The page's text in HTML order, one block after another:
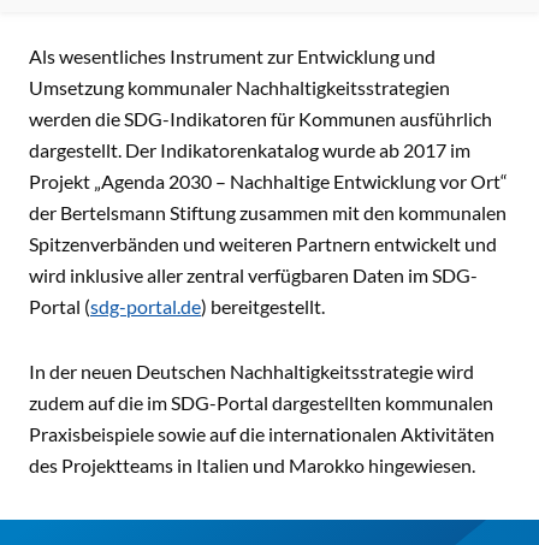
INHALT
Als wesentliches Instrument zur Entwicklung und
Umsetzung kommunaler Nachhaltigkeitsstrategien
werden die SDG-Indikatoren für Kommunen ausführlich
dargestellt. Der Indikatorenkatalog wurde ab 2017 im
Projekt „Agenda 2030 – Nachhaltige Entwicklung vor Ort“
der Bertelsmann Stiftung zusammen mit den kommunalen
Spitzenverbänden und weiteren Partnern entwickelt und
wird inklusive aller zentral verfügbaren Daten im SDG-
Portal (sdg-portal.de) bereitgestellt.
In der neuen Deutschen Nachhaltigkeitsstrategie wird
zudem auf die im SDG-Portal dargestellten kommunalen
Praxisbeispiele sowie auf die internationalen Aktivitäten
des Projektteams in Italien und Marokko hingewiesen.